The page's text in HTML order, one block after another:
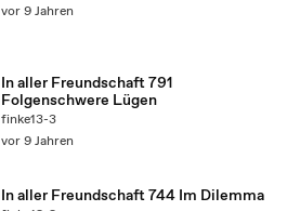
vor 9 Jahren
In aller Freundschaft 791
Folgenschwere Lügen
finke13-3
vor 9 Jahren
In aller Freundschaft 744 Im Dilemma